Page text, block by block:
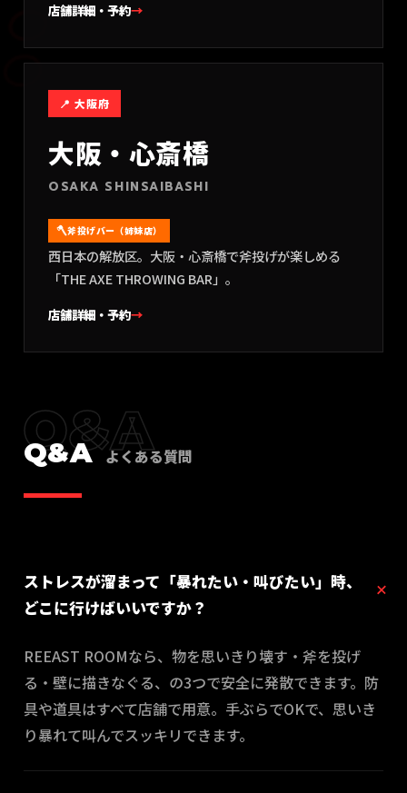
店舗詳細・予約→
📍 大阪府
大阪・心斎橋
OSAKA SHINSAIBASHI
斧投げバー（姉妹店）
西日本の解放区。大阪・心斎橋で斧投げが楽しめる
「THE AXE THROWING BAR」。
店舗詳細・予約→
Q&A
Q&A よくある質問
ストレスが溜まって「暴れたい・叫びたい」時、
どこに行けばいいですか？
REEAST ROOMなら、物を思いきり壊す・斧を投げ
る・壁に描きなぐる、の3つで安全に発散できます。防
具や道具はすべて店舗で用意。手ぶらでOKで、思いき
り暴れて叫んでスッキリできます。